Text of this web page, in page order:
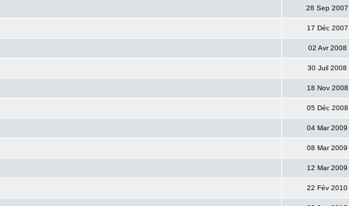
28 Sep 2007
17 Déc 2007
02 Avr 2008
30 Juil 2008
18 Nov 2008
05 Déc 2008
04 Mar 2009
08 Mar 2009
12 Mar 2009
22 Fév 2010